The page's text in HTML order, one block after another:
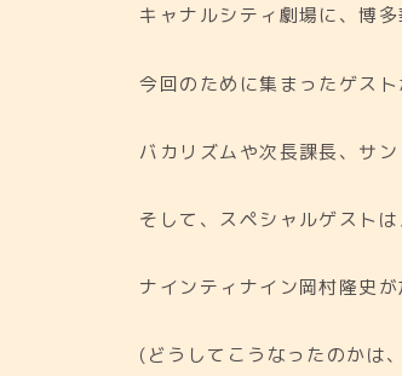
キャナルシティ劇場に、博
今回のために集まったゲス
バカリズムや次長課長、サ
そして、スペシャルゲスト
ナインティナイン岡村隆史が
(どうしてこうなったのかは